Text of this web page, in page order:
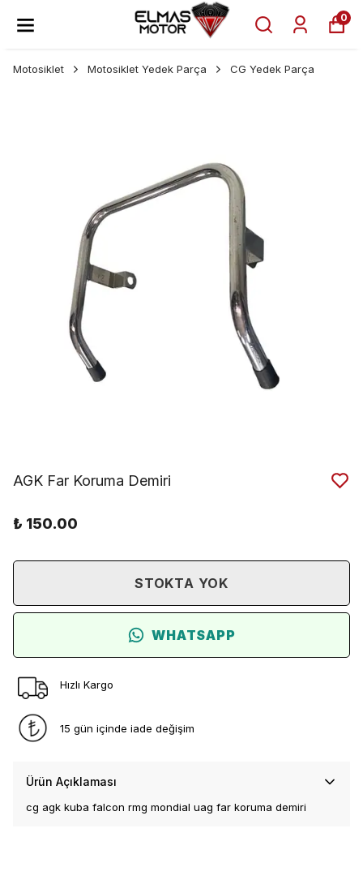
0
Motosiklet Motosiklet Yedek Parça CG Yedek Parça
AGK Far Koruma Demiri
₺ 150.00
STOKTA YOK
WHATSAPP
Hızlı Kargo
15 gün içinde iade değişim
Ürün Açıklaması
cg agk kuba falcon rmg mondial uag far koruma demiri